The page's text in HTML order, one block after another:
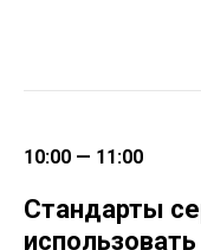
10:00 — 11:00
Стандарты